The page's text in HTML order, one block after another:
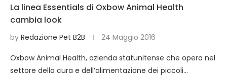
La linea Essentials di Oxbow Animal Health
cambia look
by Redazione Pet B2B 24 Maggio 2016
Oxbow Animal Health, azienda statunitense che opera nel
settore della cura e dell’alimentazione dei piccoli…